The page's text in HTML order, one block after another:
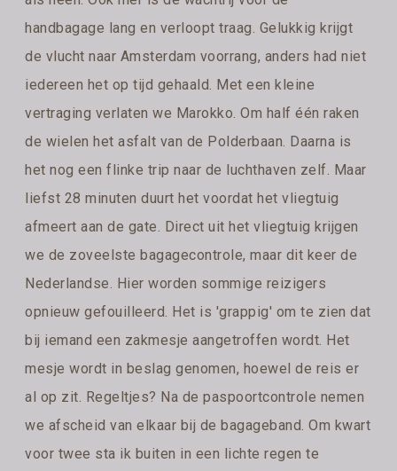
handbagage lang en verloopt traag. Gelukkig krijgt
de vlucht naar Amsterdam voorrang, anders had niet
iedereen het op tijd gehaald. Met een kleine
vertraging verlaten we Marokko. Om half één raken
de wielen het asfalt van de Polderbaan. Daarna is
het nog een flinke trip naar de luchthaven zelf. Maar
liefst 28 minuten duurt het voordat het vliegtuig
afmeert aan de gate. Direct uit het vliegtuig krijgen
we de zoveelste bagagecontrole, maar dit keer de
Nederlandse. Hier worden sommige reizigers
opnieuw gefouilleerd. Het is 'grappig' om te zien dat
bij iemand een zakmesje aangetroffen wordt. Het
mesje wordt in beslag genomen, hoewel de reis er
al op zit. Regeltjes? Na de paspoortcontrole nemen
we afscheid van elkaar bij de bagageband. Om kwart
voor twee sta ik buiten in een lichte regen te